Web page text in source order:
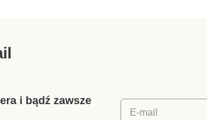
i bądź zawsze
E-mail